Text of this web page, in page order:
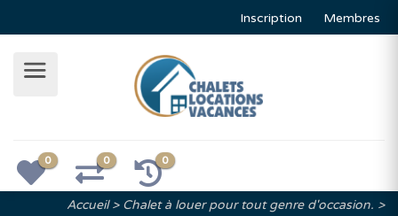
Inscription Membres
0 0 0
Accueil
Chalet à louer pour tout genre d'occasion.